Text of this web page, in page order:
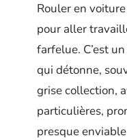
Rouler en
pour aller
farfelue. C’est
qui détonne,
grise collection,
particulières,
presque